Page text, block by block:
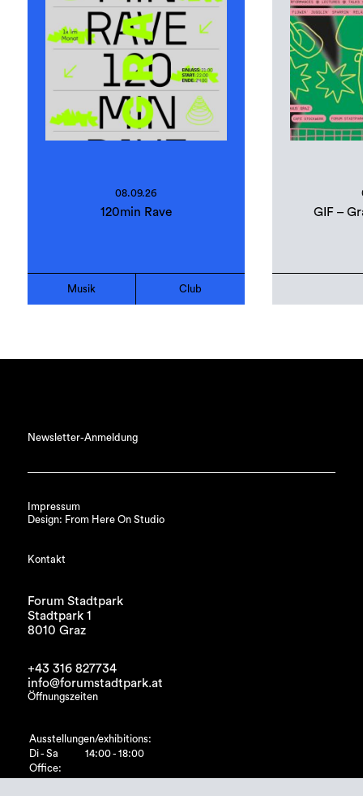
08.09.26
120min Rave
Musik Club
GIF –
Newsletter-Anmeldung
Impressum
Design: From Here On Studio
Kontakt
Forum Stadtpark
Stadtpark 1
8010 Graz
+43 316 827734
info@forumstadtpark.at
Öffnungszeiten
Ausstellungen/exhibitions:
Di - Sa
14:00 - 18:00
Office: